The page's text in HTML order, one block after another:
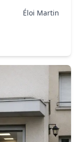
Éloi Martin